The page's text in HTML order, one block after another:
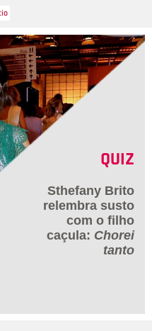
QUIZ
Sthefany Brito
relembra susto
com o filho
caçula: Chorei
tanto